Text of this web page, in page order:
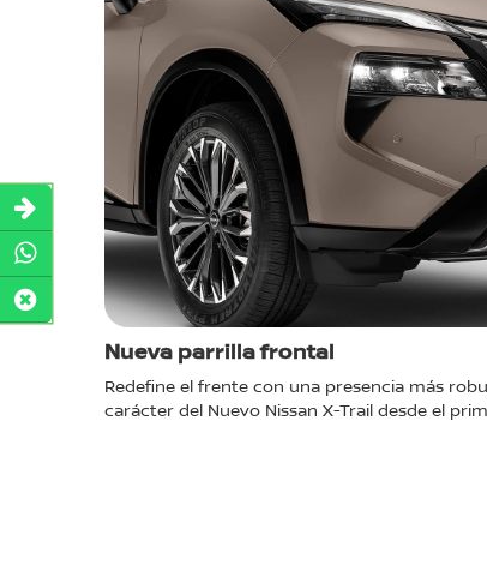
Nueva parrilla frontal
Redefine el frente con una presencia más
carácter del Nuevo Nissan X-Trail desde el